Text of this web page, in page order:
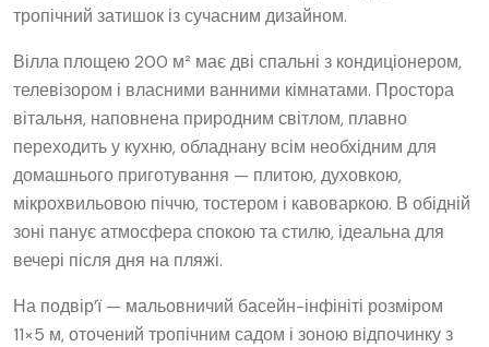
тропічний затишок із сучасним дизайном.
Вілла площею 200 м² має дві спальні з кондиціонером,
телевізором і власними ванними кімнатами. Простора
вітальня, наповнена природним світлом, плавно
переходить у кухню, обладнану всім необхідним для
домашнього приготування — плитою, духовкою,
мікрохвильовою піччю, тостером і кавоваркою. В обідній
зоні панує атмосфера спокою та стилю, ідеальна для
вечері після дня на пляжі.
На подвір’ї — мальовничий басейн-інфініті розміром
11×5 м, оточений тропічним садом і зоною відпочинку з